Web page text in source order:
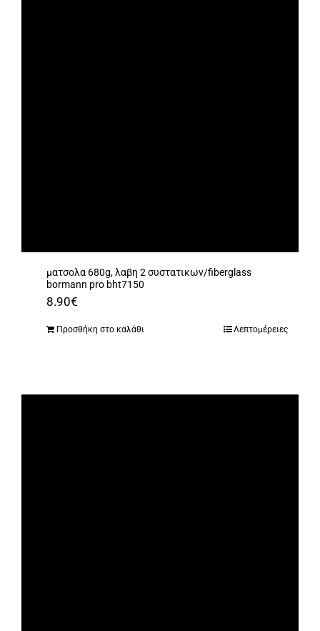
ματσολα 680g, λαβη 2 συστατικων/fiberglass
bormann pro bht7150
8.90€
Προσθήκη στο καλάθι Λεπτομέρειες